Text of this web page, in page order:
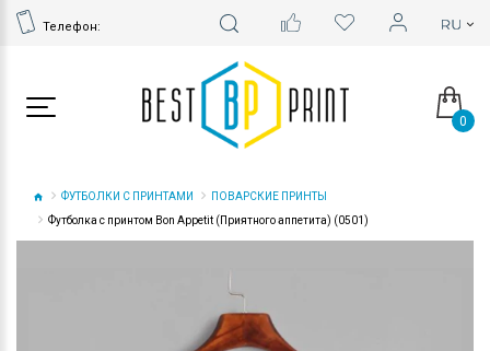
Телефон:
0
ФУТБОЛКИ С ПРИНТАМИ
ПОВАРСКИЕ ПРИНТЫ
Футболка с принтом Bon Appetit (Приятного аппетита) (0501)